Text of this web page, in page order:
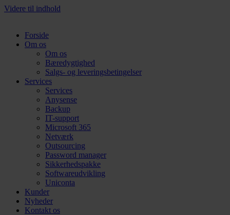
Videre til indhold
Forside
Om os
Om os
Bæredygtighed
Salgs- og leveringsbetingelser
Services
Services
Anysense
Backup
IT-support
Microsoft 365
Netværk
Outsourcing
Password manager
Sikkerhedspakke
Softwareudvikling
Uniconta
Kunder
Nyheder
Kontakt os